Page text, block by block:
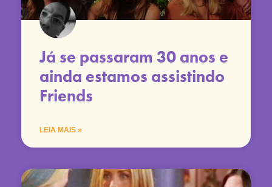
Já se passaram 30 anos e
ainda estamos assistindo
Friends
LEIA MAIS »